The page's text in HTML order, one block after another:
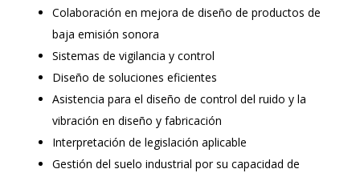
Colaboración en mejora de diseño de productos de
baja emisión sonora
Sistemas de vigilancia y control
Diseño de soluciones eficientes
Asistencia para el diseño de control del ruido y la
vibración en diseño y fabricación
Interpretación de legislación aplicable
Gestión del suelo industrial por su capacidad de